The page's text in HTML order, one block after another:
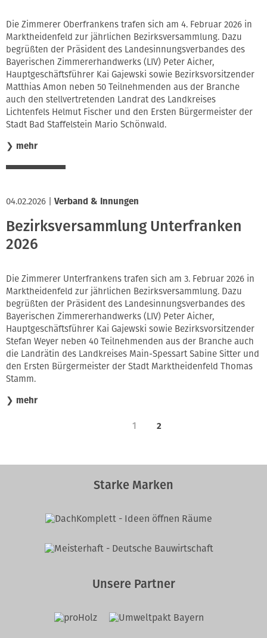
Die Zimmerer Oberfrankens trafen sich am 4. Februar 2026 in
Marktheidenfeld zur jährlichen Bezirksversammlung. Dazu
begrüßten der Präsident des Landesinnungsverbandes des
Bayerischen Zimmererhandwerks (LIV) Peter Aicher,
Hauptgeschäftsführer Kai Gajewski sowie Bezirksvorsitzender
Matthias Amon neben 50 Teilnehmenden aus der Branche
auch den stellvertretenden Landrat des Landkreises
Lichtenfels Helmut Fischer und den Ersten Bürgermeister der
Stadt Bad Staffelstein Mario Schönwald.
❯ mehr
04.02.2026 Verband & Innungen
Bezirksversammlung Unterfranken
2026
Die Zimmerer Unterfrankens trafen sich am 3. Februar 2026 in
Marktheidenfeld zur jährlichen Bezirksversammlung. Dazu
begrüßten der Präsident des Landesinnungsverbandes des
Bayerischen Zimmererhandwerks (LIV) Peter Aicher,
Hauptgeschäftsführer Kai Gajewski sowie Bezirksvorsitzender
Stefan Weyer neben 40 Teilnehmenden aus der Branche auch
die Landrätin des Landkreises Main-Spessart Sabine Sitter und
den Ersten Bürgermeister der Stadt Marktheidenfeld Thomas
Stamm.
❯ mehr
1 2
Starke Marken
Unsere Partner